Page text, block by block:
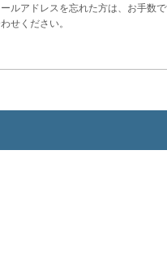
ルアドレスを忘れた方は、お手数で
せください。